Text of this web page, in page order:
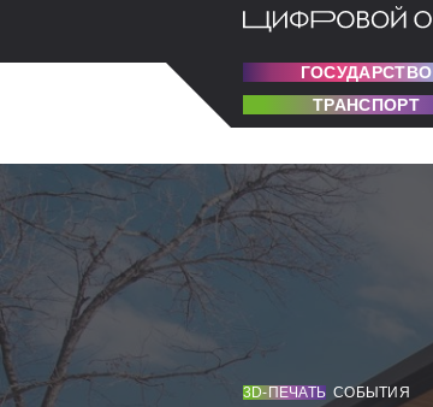
ГОСУДАРСТВО
ТРАНСПОРТ
3D-ПЕЧАТЬ СОБЫТИЯ